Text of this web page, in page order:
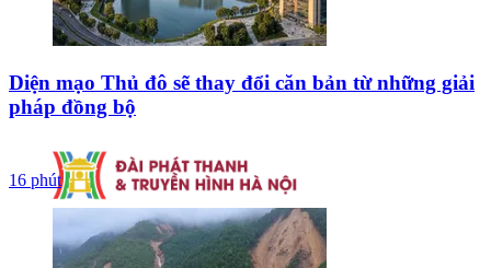
Diện mạo Thủ đô sẽ thay đổi căn bản từ những giải
pháp đồng bộ
16 phút